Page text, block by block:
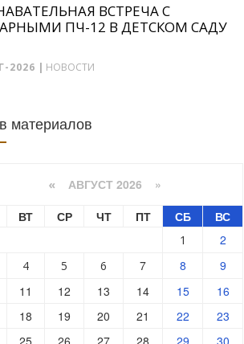
ВСТРЕЧА С
ПЧ-12 В ДЕТСКОМ САДУ
2026 | НОВОСТИ
материалов
« АВГУСТ 2026 »
ВТ СР ЧТ ПТ СБ ВС
1 2
4 5 6 7 8
9
11 12 13 14 15
16
18 19 20 21 22
23
25 26 27 28 29 30